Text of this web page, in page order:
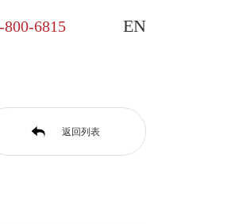
800-6815 EN
返回列表